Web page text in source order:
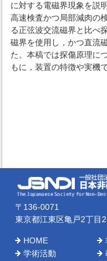
に対する電磁界現象を説
高速検査かつ局部減肉の
る正弦波交流磁界と比べ
磁界を使用し，かつ直流
た。本稿では探傷原理に
もに，装置の特徴や実機
〒136-0071
東京都江東区亀戸2丁目
HOME
学術活動